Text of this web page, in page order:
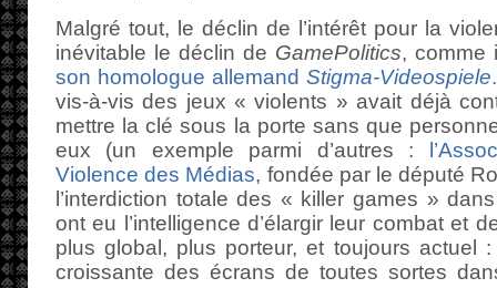
Malgré tout, le déclin de l’intérêt pour la
inévitable le déclin de GamePolitics, comme
son homologue allemand Stigma-Videospiele.
vis-à-vis des jeux « violents » avait déjà
mettre la clé sous la porte sans que
eux (un exemple parmi d’autres :
Violence des Médias, fondée par le député
l’interdiction totale des « killer games »
ont eu l’intelligence d’élargir leur combat et
plus global, plus porteur, et toujours actuel :
croissante des écrans de toutes sortes